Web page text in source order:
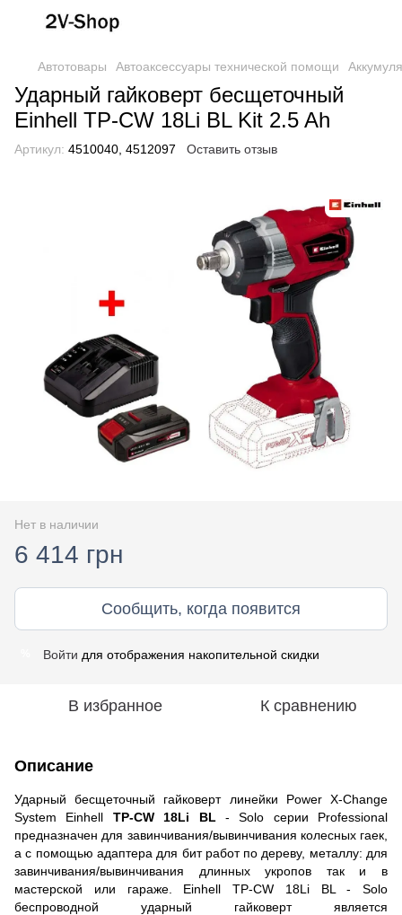
Автотовары Автоаксессуары технической помощи
Ударный гайковерт бесщеточный
Einhell TP-CW 18Li BL Kit 2.5 Ah
Артикул: 4510040, 4512097 Оставить отзыв
Нет в наличии
6 414 грн
Сообщить, когда появится
Войти для отображения накопительной скидки
В избранное К сравнению
Описание
Ударный бесщеточный гайковерт линейки Power X-Change
System Einhell TP-CW 18Li BL - Solo серии Professional
предназначен для завинчивания/вывинчивания колесных гаек,
а с помощью адаптера для бит работ по дереву, металлу: для
завинчивания/вывинчивания длинных укропов так и в
мастерской или гараже. Einhell TP-CW 18Li BL - Solo
беспроводной ударный гайковерт является